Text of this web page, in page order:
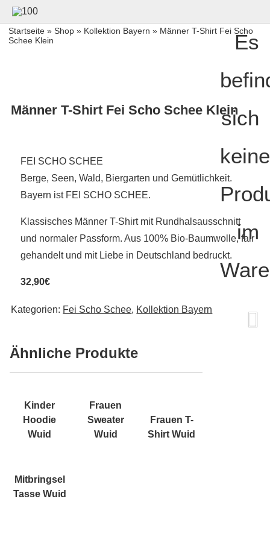
Es
sich
keine
im
Startseite» Shop» Kollektion Bayern » Männer T-Shirt Fei Scho
Schee Klein
Männer T-Shirt Fei Scho Schee Klein
FEI SCHO SCHEE
Berge, Seen, Wald, Biergarten und Gemütlichkeit.
Bayern ist FEI SCHO SCHEE.
Klassisches Männer T-Shirt mit Rundhalsausschnitt
und normaler Passform. Aus 100% Bio-Baumwolle, fair
gehandelt und mit Liebe in Deutschland bedruckt.
32,90€
Kategorien: Fei Scho Schee, Kollektion Bayern
Ähnliche Produkte
Kinder
Hoodie
Wuid
Frauen
Sweater
Wuid
Frauen T-
Shirt Wuid
Mitbringsel
Tasse Wuid